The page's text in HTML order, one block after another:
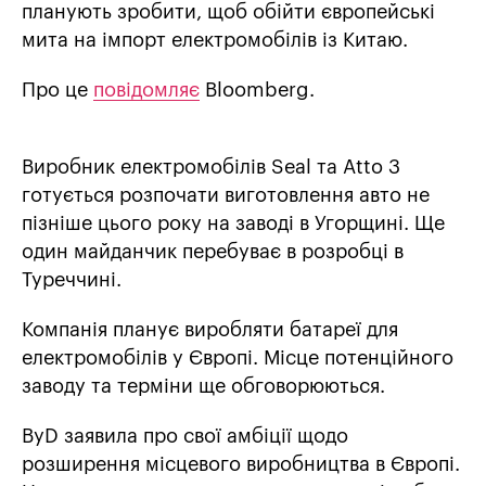
планують зробити, щоб обійти європейські
мита на імпорт електромобілів із Китаю.
Про це повідомляє Bloomberg.
Виробник електромобілів Seal та Atto 3
готується розпочати виготовлення авто не
пізніше цього року на заводі в Угорщині. Ще
один майданчик перебуває в розробці в
Туреччині.
Компанія планує виробляти батареї для
електромобілів у Європі. Місце потенційного
заводу та терміни ще обговорюються.
ByD заявила про свої амбіції щодо
розширення місцевого виробництва в Європі.